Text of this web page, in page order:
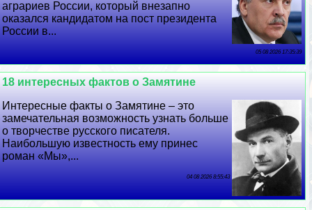
аграриев России, который внезапно
оказался кандидатом на пост президента
России в...
05 08 2026 17:35:39
18 интересных фактов о Замятине
Интересные факты о Замятине – это
замечательная возможность узнать больше
о творчестве русского писателя.
Наибольшую известность ему принес
роман «Мы»,...
04 08 2026 8:55:43